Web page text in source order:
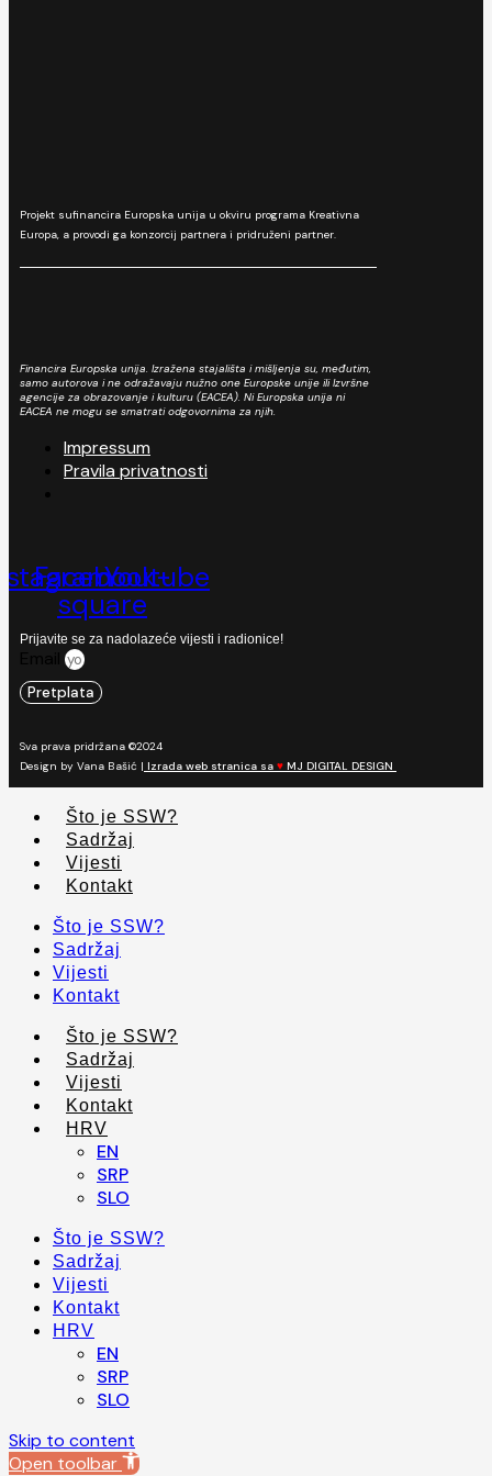
Projekt sufinancira Europska unija u okviru programa Kreativna
Europa, a provodi ga konzorcij partnera i pridruženi partner.
Financira Europska unija. Izražena stajališta i mišljenja su, međutim,
samo autorova i ne odražavaju nužno one Europske unije ili Izvršne
agencije za obrazovanje i kulturu (EACEA). Ni Europska unija ni
EACEA ne mogu se smatrati odgovornima za njih.
Impressum
Pravila privatnosti
Facebook-
square
Youtube
Prijavite se za nadolazeće vijesti i radionice!
Pretplata
Sva prava pridržana ©2024
Design by Vana Bašić | Izrada web stranica sa ♥ MJ DIGITAL DESIGN
Što je SSW?
Sadržaj
Vijesti
Kontakt
Što je SSW?
Sadržaj
Vijesti
Kontakt
Što je SSW?
Sadržaj
Vijesti
Kontakt
HRV
EN
SRP
SLO
Što je SSW?
Sadržaj
Vijesti
Kontakt
HRV
EN
SRP
SLO
Skip to content
Open toolbar